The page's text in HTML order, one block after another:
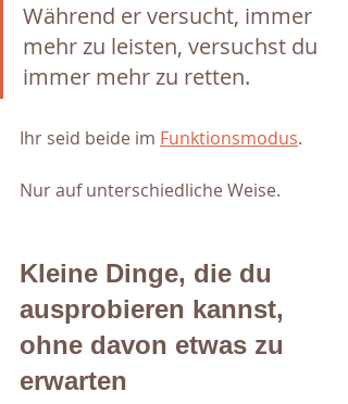
Während er versucht, immer
mehr zu leisten, versuchst du
immer mehr zu retten.
Ihr seid beide im Funktionsmodus.
Nur auf unterschiedliche Weise.
Kleine Dinge, die du
ausprobieren kannst,
ohne davon etwas zu
erwarten